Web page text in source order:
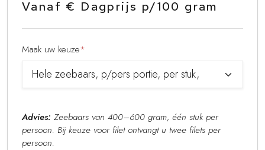
Vanaf € Dagprijs p/100 gram
Maak uw keuze*
Advies: Zeebaars van 400–600 gram, één stuk per
persoon. Bij keuze voor filet ontvangt u twee filets per
persoon.